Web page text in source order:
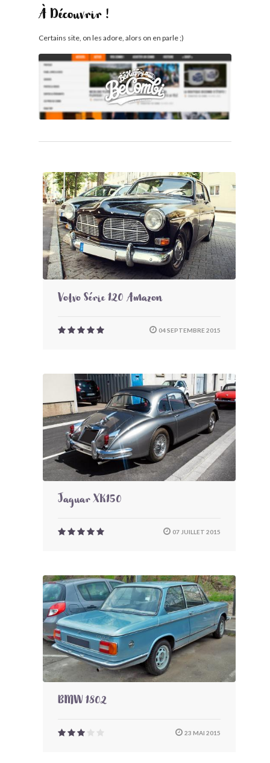
À Découvrir !
Certains site, on les adore, alors on en parle ;)
Volvo Série 120 Amazon
04 SEPTEMBRE 2015
Jaguar XK150
07 JUILLET 2015
BMW 1802
23 MAI 2015